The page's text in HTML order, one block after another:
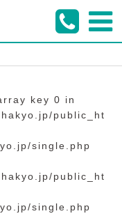
key 0 in
public_ht
single.php
public_ht
single.php